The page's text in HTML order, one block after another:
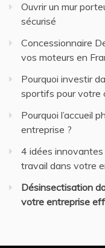
Ouvrir un mur
sécurisé
Concessionnaire
vos moteurs en
Pourquoi investir
sportifs pour votre
Pourquoi l’accueil
entreprise ?
4 idées innovantes
travail dans votre
Désinsectisation
votre entreprise